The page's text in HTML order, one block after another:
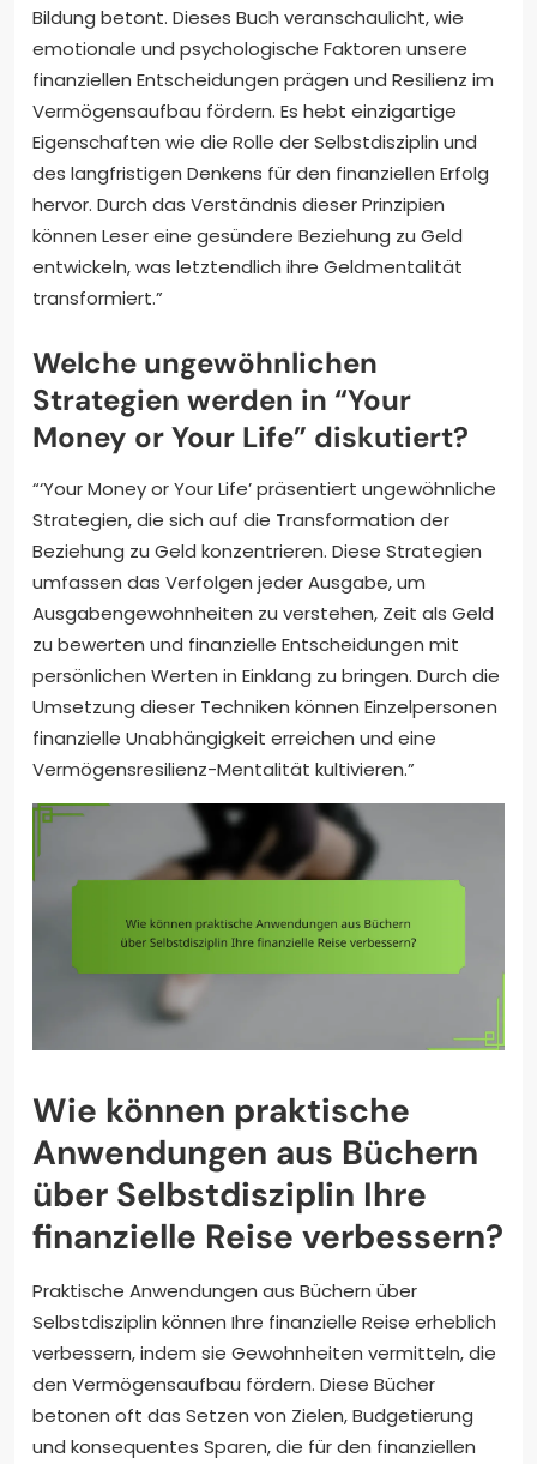
Bildung betont. Dieses Buch veranschaulicht, wie
emotionale und psychologische Faktoren unsere
finanziellen Entscheidungen prägen und Resilienz im
Vermögensaufbau fördern. Es hebt einzigartige
Eigenschaften wie die Rolle der Selbstdisziplin und
des langfristigen Denkens für den finanziellen Erfolg
hervor. Durch das Verständnis dieser Prinzipien
können Leser eine gesündere Beziehung zu Geld
entwickeln, was letztendlich ihre Geldmentalität
transformiert.”
Welche ungewöhnlichen
Strategien werden in “Your
Money or Your Life” diskutiert?
“‘Your Money or Your Life’ präsentiert ungewöhnliche
Strategien, die sich auf die Transformation der
Beziehung zu Geld konzentrieren. Diese Strategien
umfassen das Verfolgen jeder Ausgabe, um
Ausgabengewohnheiten zu verstehen, Zeit als Geld
zu bewerten und finanzielle Entscheidungen mit
persönlichen Werten in Einklang zu bringen. Durch die
Umsetzung dieser Techniken können Einzelpersonen
finanzielle Unabhängigkeit erreichen und eine
Vermögensresilienz-Mentalität kultivieren.”
Wie können praktische
Anwendungen aus Büchern
über Selbstdisziplin Ihre
finanzielle Reise verbessern?
Praktische Anwendungen aus Büchern über
Selbstdisziplin können Ihre finanzielle Reise erheblich
verbessern, indem sie Gewohnheiten vermitteln, die
den Vermögensaufbau fördern. Diese Bücher
betonen oft das Setzen von Zielen, Budgetierung
und konsequentes Sparen, die für den finanziellen